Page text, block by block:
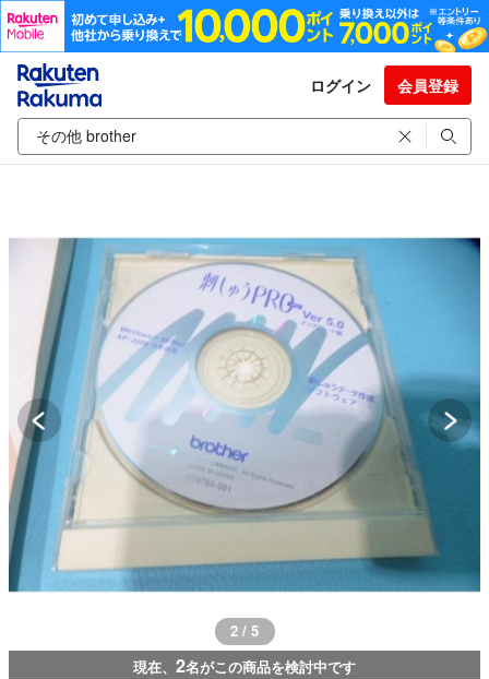
ログイン 会員登録
2 / 5
現在、 2名がこの商品を検討中です